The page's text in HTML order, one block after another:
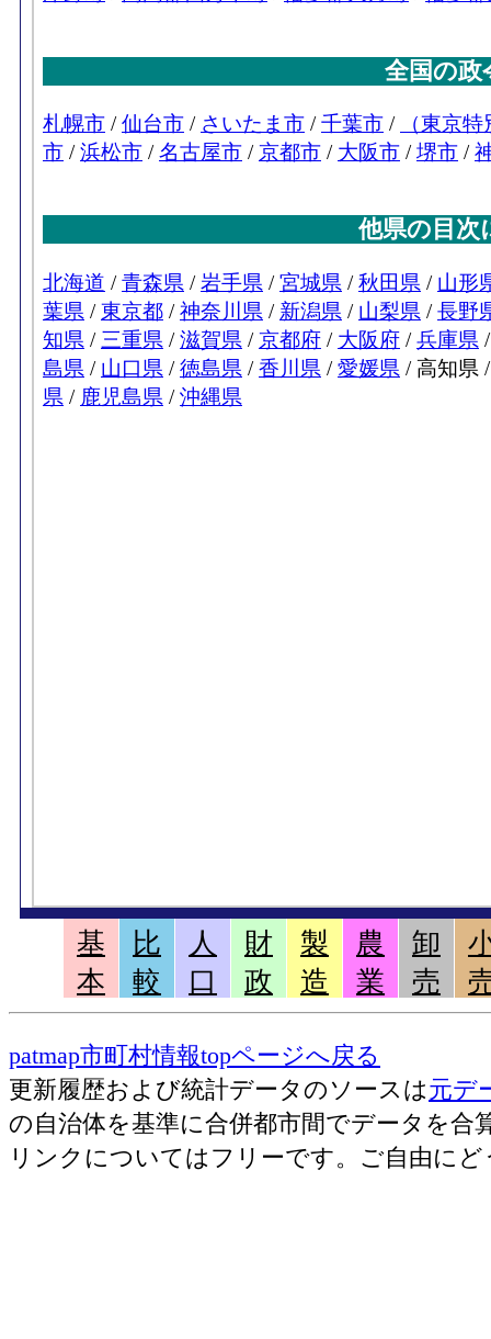
基
本
比
較
人
口
財
政
製
造
農
業
卸
売
patmap市町村情報topページへ戻る
更新履歴および統計データのソースは元デ
の自治体を基準に合併都市間でデータを合
リンクについてはフリーです。ご自由にど